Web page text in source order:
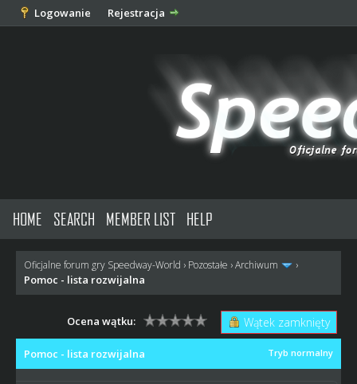
Logowanie Rejestracja
HOME SEARCH MEMBER LIST HELP
Oficjalne forum gry Speedway-World › Pozostałe ›Archiwum ›
Pomoc - lista rozwijalna
Wątek zamknięty
Ocena wątku:
Tryb normalny
Pomoc - lista rozwijalna